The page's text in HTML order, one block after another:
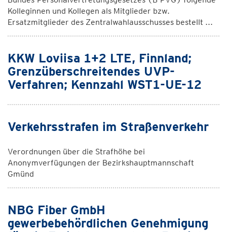
Kolleginnen und Kollegen als Mitglieder bzw.
Ersatzmitglieder des Zentralwahlausschusses bestellt ...
KKW Loviisa 1+2 LTE, Finnland;
Grenzüberschreitendes UVP-
Verfahren; Kennzahl WST1-UE-12
Verkehrsstrafen im Straßenverkehr
Verordnungen über die Strafhöhe bei
Anonymverfügungen der Bezirkshauptmannschaft
Gmünd
NBG Fiber GmbH
gewerbebehördlichen Genehmigung